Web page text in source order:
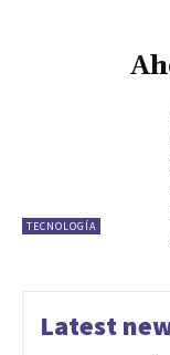
TECNOLOGÍA
Latest